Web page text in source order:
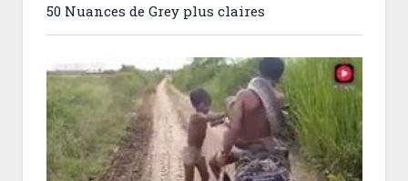
50 Nuances de Grey plus claires